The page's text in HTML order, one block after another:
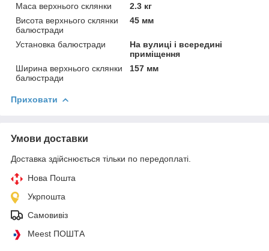
Маса верхнього склянки
2.3 кг
Висота верхнього склянки
балюстради
45 мм
Установка балюстради
На вулиці і всередині
приміщення
Ширина верхнього склянки
балюстради
157 мм
Приховати
Умови доставки
Доставка здійснюється тільки по передоплаті.
Нова Пошта
Укрпошта
Самовивіз
Meest ПОШТА